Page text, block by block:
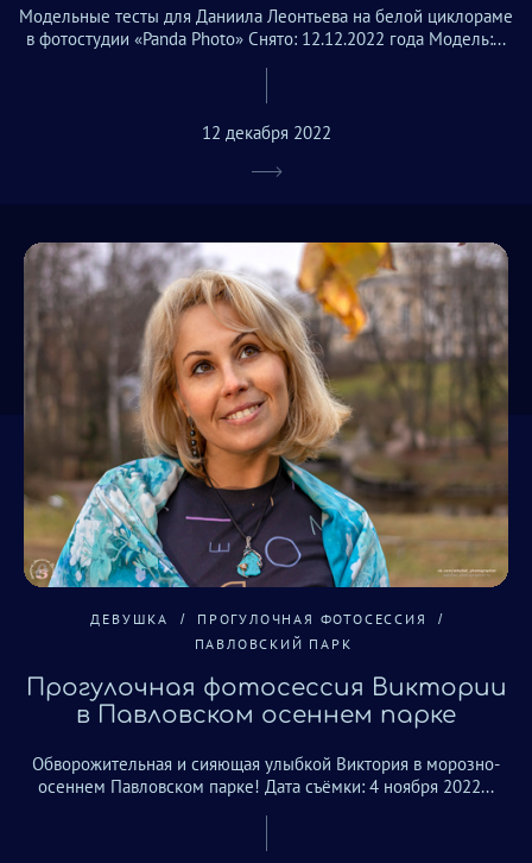
Модельные тесты для Даниила Леонтьева на белой циклораме
в фотостудии «Panda Photo» Снято: 12.12.2022 года Модель:...
12 декабря 2022
ДЕВУШКА
ПРОГУЛОЧНАЯ ФОТОСЕССИЯ
ПАВЛОВСКИЙ ПАРК
Прогулочная фотосессия Виктории
в Павловском осеннем парке
Обворожительная и сияющая улыбкой Виктория в морозно-
осеннем Павловском парке! Дата съёмки: 4 ноября 2022...